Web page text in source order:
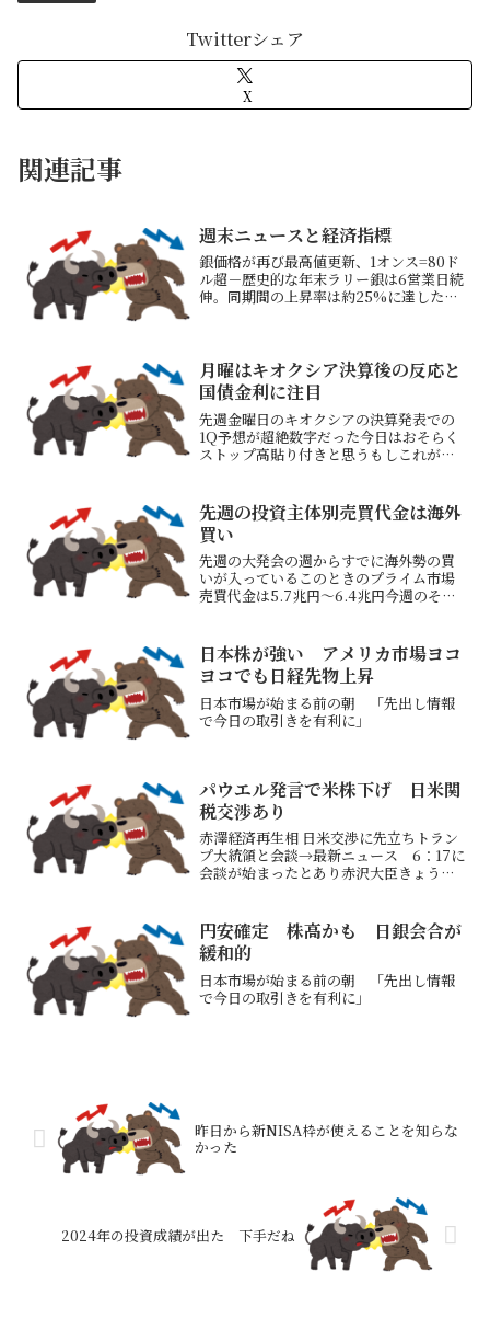
Twitterシェア
X
関連記事
週末ニュースと経済指標
銀価格が再び最高値更新、1オンス=80ド
ル超－歴史的な年末ラリー銀は6営業日続
伸。同期間の上昇率は約25%に達した→
危険と思うXのポ...
月曜はキオクシア決算後の反応と
国債金利に注目
先週金曜日のキオクシアの決算発表での
1Q予想が超絶数字だった今日はおそらく
ストップ高貼り付きと思うもしこれが剥
これが続くと株価は厳しいと思うため注
視したい識者の見解は割...
先週の投資主体別売買代金は海外
買い
先週の大発会の週からすでに海外勢の買
いが入っているこのときのプライム市場
売買代金は5.7兆円～6.4兆円今週のそれ
れはまだ続くと思っている買い手はい
る 引き続き上...
日本株が強い アメリカ市場ヨコ
ヨコでも日経先物上昇
日本市場が始まる前の朝 「先出し情報
で今日の取引きを有利に」
パウエル発言で米株下げ 日米関
税交渉あり
赤澤経済再生相 日米交渉に先立ちトラン
プ大統領と会談→最新ニュース 6：17に
会談が始まったとあり赤沢大臣きょう渡
大統領も同席するとのこと かなりの大
役となっている な...
円安確定 株高かも 日銀会合が
緩和的
日本市場が始まる前の朝 「先出し情報
で今日の取引きを有利に」
昨日から新NISA枠が使えることを知らな
かった
2024年の投資成績が出た 下手だね